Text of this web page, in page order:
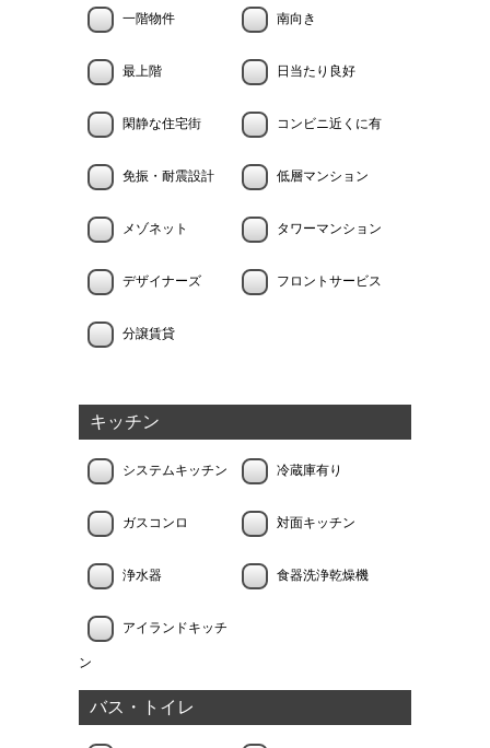
一階物件 南向き
最上階 日当たり良好
閑静な住宅街 コンビニ近くに有
免振・耐震設計 低層マンション
メゾネット タワーマンション
デザイナーズ フロントサービス
分譲賃貸
キッチン
システムキッチン 冷蔵庫有り
ガスコンロ 対面キッチン
浄水器 食器洗浄乾燥機
アイランドキッチ
ン
バス・トイレ